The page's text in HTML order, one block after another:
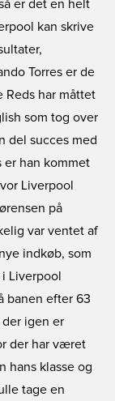
er det en helt
kan skrive
Torres er de
Reds har måttet
som tog over
del succes med
er han kommet
Liverpool
på
var ventet af
indkøb, som
Liverpool
banen efter 63
igen er
der har været
hans klasse og
tage en